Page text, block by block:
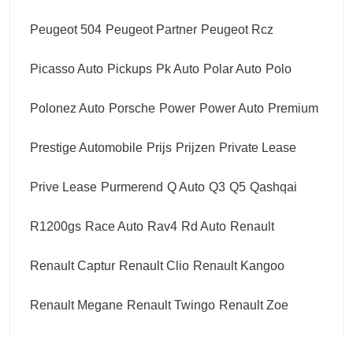
Peugeot 504 Peugeot Partner Peugeot Rcz
Picasso Auto Pickups Pk Auto Polar Auto Polo
Polonez Auto Porsche Power Power Auto Premium
Prestige Automobile Prijs Prijzen Private Lease
Prive Lease Purmerend Q Auto Q3 Q5 Qashqai
R1200gs Race Auto Rav4 Rd Auto Renault
Renault Captur Renault Clio Renault Kangoo
Renault Megane Renault Twingo Renault Zoe